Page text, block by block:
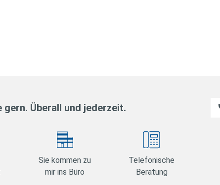
gern. Überall und jederzeit.
Sie kommen zu
mir ins Büro
Telefonische
Beratung